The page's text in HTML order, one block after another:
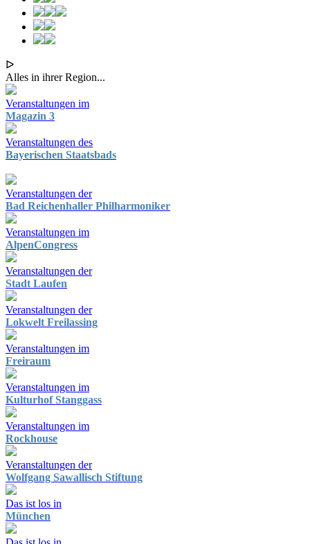
ᐅ
Alles in ihrer Region...
Veranstaltungen im
Magazin 3
Veranstaltungen des
Bayerischen Staatsbads
Veranstaltungen der
Bad Reichenhaller Philharmoniker
Veranstaltungen im
AlpenCongress
Veranstaltungen der
Stadt Laufen
Veranstaltungen der
Lokwelt Freilassing
Veranstaltungen im
Freiraum
Veranstaltungen im
Kulturhof Stanggass
Veranstaltungen im
Rockhouse
Veranstaltungen der
Wolfgang Sawallisch Stiftung
Das ist los in
München